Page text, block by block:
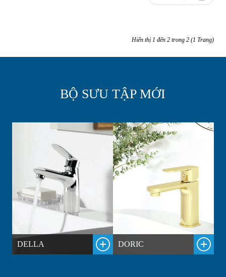
Hiển thị 1 đến 2 trong 2 (1 Trang)
BỘ SƯU TẬP MỚI
DELLA DORIC